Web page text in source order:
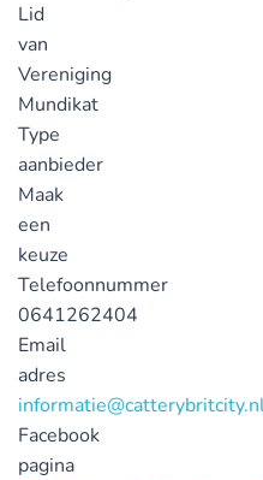
Lid
van
Vereniging
Mundikat
Type
aanbieder
Maak
een
keuze
Telefoonnummer
0641262404
Email
adres
Facebook
pagina